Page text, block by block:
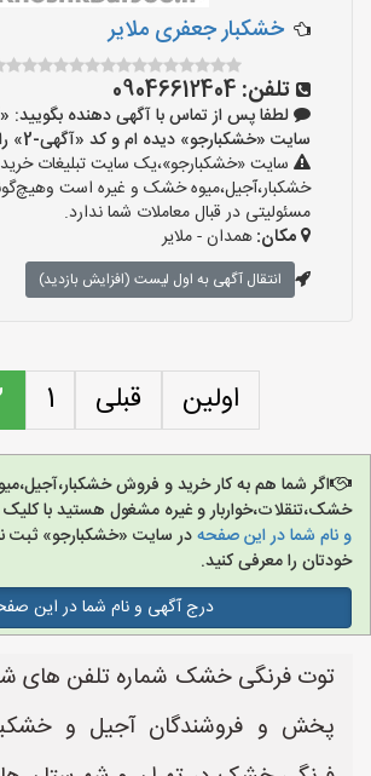
خشکبار جعفری ملایر
تلفن: 09046612404
لطفا پس از تماس با آگهی دهنده بگویید:
سایت «خشکبارجو» دیده ام و کد «آگهی-2» را اعلام کنید»
سایت «خشکبارجو»،یک سایت تبلیغات
خشکبار،آجیل،میوه خشک و غیره است
مسئولیتی در قبال معاملات شما ندارد.
مکان:همدان - ملایر
انتقال آگهی به اول لیست (افزایش بازدید)
اولین قبلی 1
اگر شما هم به کار خرید و فروش
خشک،تنقلات،خواربار و غیره مشغول هستید با
و نام شما در این صفحهدر سایت «خشکبارجو» ثبت
خودتان را معرفی کنید.
درج آگهی و نام شما در این
توت فرنگی خشک شماره تلفن های
پخش و فروشندگان آجیل و